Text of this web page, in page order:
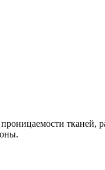
тканей,